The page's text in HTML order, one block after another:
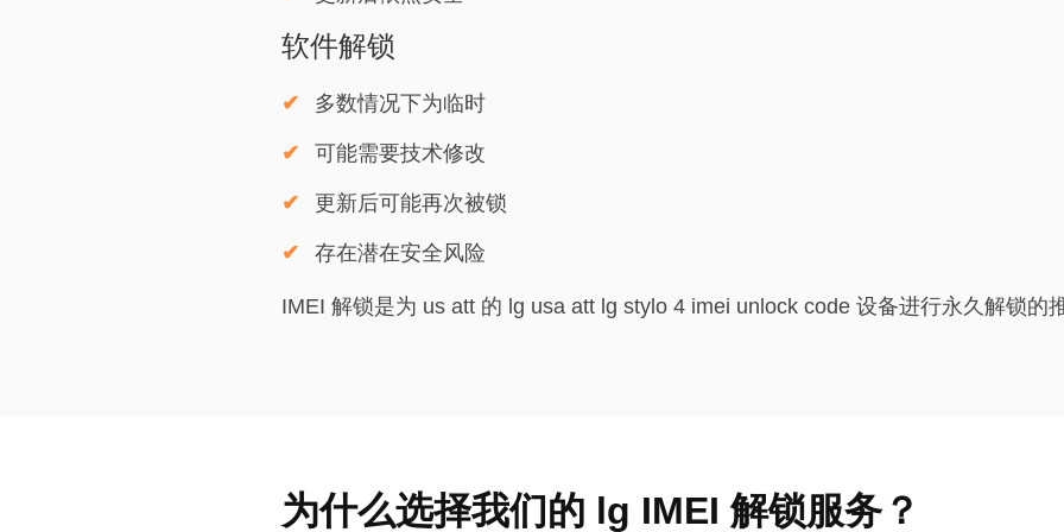
软件解锁
多数情况下为临时
可能需要技术修改
更新后可能再次被锁
存在潜在安全风险
IMEI 解锁是为 us att 的 lg usa att lg stylo 4 imei unlock code 设备进行永久解锁的
为什么选择我们的 lg IMEI 解锁服务？